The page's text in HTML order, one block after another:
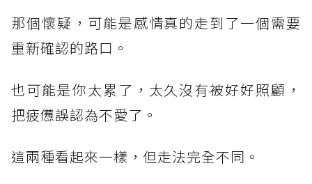
那個懷疑，可能是感情真的走到了一個需要
重新確認的路口。
也可能是你太累了，太久沒有被好好照顧，
把疲憊誤認為不愛了。
這兩種看起來一樣，但走法完全不同。